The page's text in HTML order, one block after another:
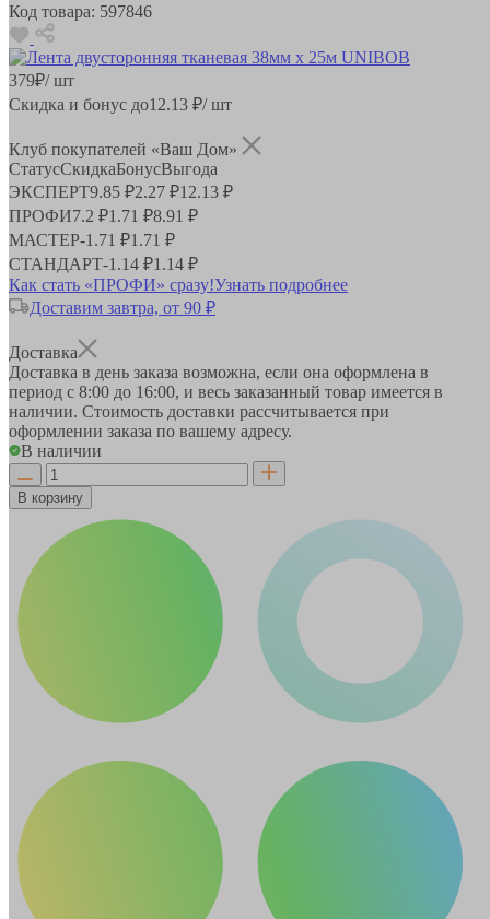
Код товара: 597846
379₽/ шт
Скидка и бонус до12.13 ₽/ шт
Клуб покупателей «Ваш Дом»
СтатусСкидкаБонусВыгода
ЭКСПЕРТ9.85 ₽2.27 ₽12.13 ₽
ПРОФИ7.2 ₽1.71 ₽8.91 ₽
МАСТЕР-1.71 ₽1.71 ₽
СТАНДАРТ-1.14 ₽1.14 ₽
Как стать «ПРОФИ» сразу!Узнать подробнее
Доставим завтра, от 90 ₽
Доставка
Доставка в день заказа возможна, если она оформлена в
период с 8:00 до 16:00, и весь заказанный товар имеется в
наличии. Стоимость доставки рассчитывается при
оформлении заказа по вашему адресу.
В наличии
В корзину